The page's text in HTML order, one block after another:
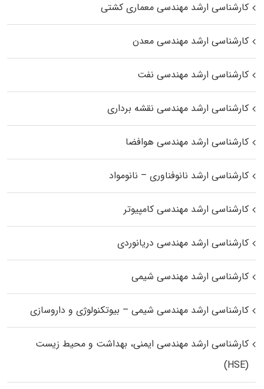
کارشناسی ارشد مهندسی معماری کشتی
کارشناسی ارشد مهندسی معدن
کارشناسی ارشد مهندسی نفت
کارشناسی ارشد مهندسی نقشه برداری
کارشناسی ارشد مهندسی هوافضا
کارشناسی ارشد نانوفناوری – نانومواد
کارشناسی ارشد مهندسی کامپیوتر
کارشناسی ارشد مهندسی دریانوردی
کارشناسی ارشد مهندسی شیمی
کارشناسی ارشد مهندسی شیمی – بیوتکنولوژی و داروسازی
کارشناسی ارشد مهندسی ایمنی، بهداشت و محیط زیست
(HSE)